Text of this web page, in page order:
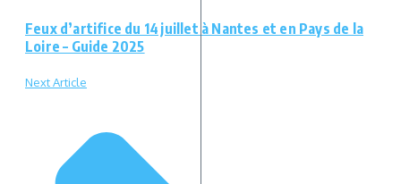
Feux d’artifice du 14 juillet à Nantes et en Pays de la
Loire – Guide 2025
Next Article